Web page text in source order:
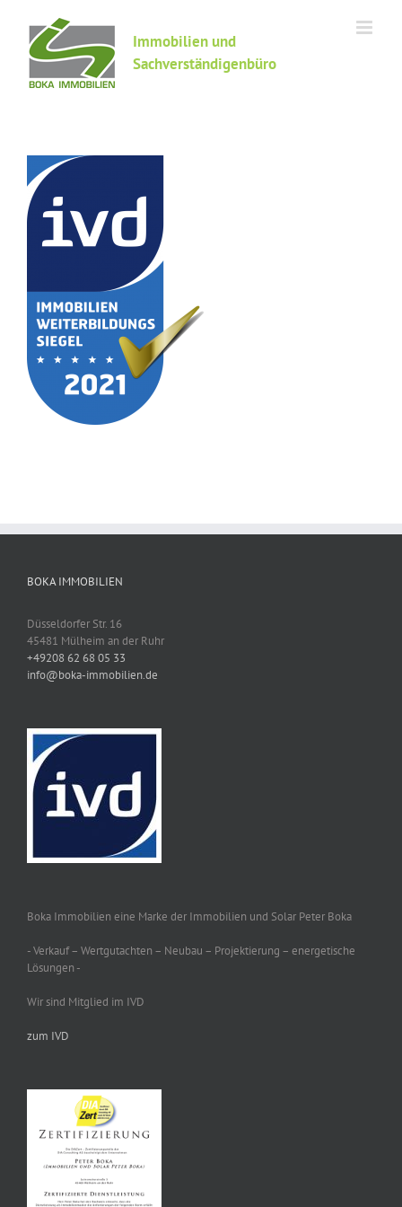
springen
Immobilien und
Sachverständigenbüro
BOKA IMMOBILIEN
Düsseldorfer Str. 16
45481 Mülheim an der Ruhr
+49208 62 68 05 33
info@boka-immobilien.de
Boka Immobilien eine Marke der Immobilien und Solar Peter Boka
- Verkauf – Wertgutachten – Neubau – Projektierung – energetische
Lösungen -
Wir sind Mitglied im IVD
zum IVD